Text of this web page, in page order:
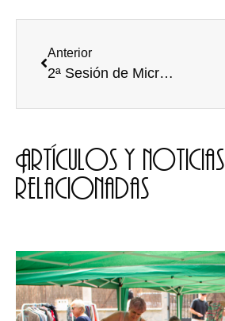
Anterior
2ª Sesión de Micro Abierto en La Casa de las Musas
Artículos y noticias
relacionadas